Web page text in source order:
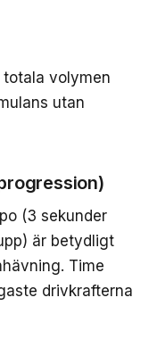
volymen
utan
(3 sekunder
är betydligt
Time
drivkrafterna